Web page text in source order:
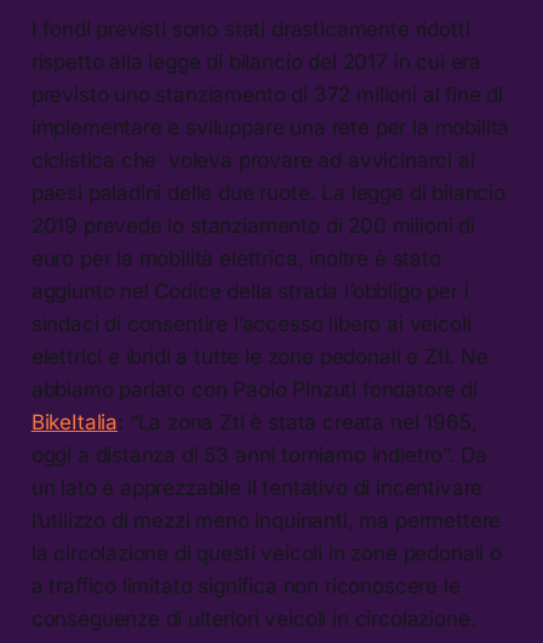
I fondi previsti sono stati drasticamente ridotti
rispetto alla legge di bilancio del 2017 in cui era
previsto uno stanziamento di 372 milioni al fine di
implementare e sviluppare una rete per la mobilità
ciclistica che voleva provare ad avvicinarci ai
paesi paladini delle due ruote. La legge di bilancio
2019 prevede lo stanziamento di 200 milioni di
euro per la mobilità elettrica, inoltre è stato
aggiunto nel Codice della strada l’obbligo per i
sindaci di consentire l’accesso libero ai veicoli
elettrici e ibridi a tutte le zone pedonali e Ztl. Ne
abbiamo parlato con Paolo Pinzuti fondatore di
BikeItalia: “La zona Ztl è stata creata nel 1965,
oggi a distanza di 53 anni torniamo indietro”. Da
un lato è apprezzabile il tentativo di incentivare
l’utilizzo di mezzi meno inquinanti, ma permettere
la circolazione di questi veicoli in zone pedonali o
a traffico limitato significa non riconoscere le
conseguenze di ulteriori veicoli in circolazione.